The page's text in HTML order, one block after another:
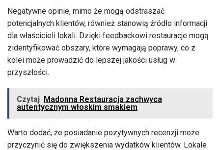
Negatywne opinie, mimo że mogą odstraszać
potencjalnych klientów, również stanowią źródło informacji
dla właścicieli lokali. Dzięki feedbackowi restauracje mogą
zidentyfikować obszary, które wymagają poprawy, co z
kolei może prowadzić do lepszej jakości usług w
przyszłości.
Czytaj Madonna Restauracja zachwyca
autentycznym włoskim smakiem
Warto dodać, że posiadanie pozytywnych recenzji może
przyczynić się do zwiększenia wydatków klientów. Lokale